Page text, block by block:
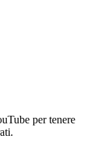
per tenere